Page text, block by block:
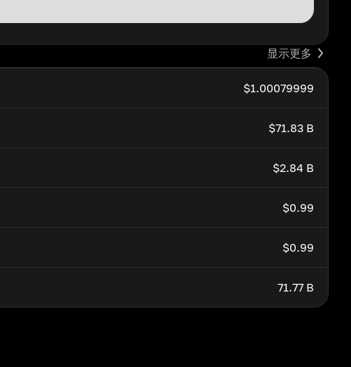
显示更多
$1.00079999
$71.83 B
$2.84 B
$0.99
$0.99
71.77 B